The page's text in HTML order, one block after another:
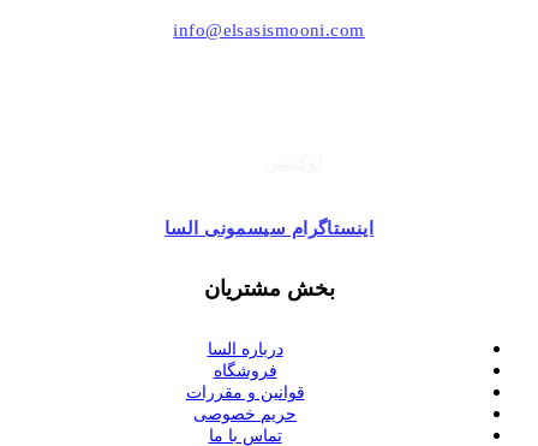
info@elsasismooni.com
اینستاگرام سیسمونی السا
بخش مشتریان
درباره السا
فروشگاه
قوانین و مقررات
حریم خصوصی
تماس با ما